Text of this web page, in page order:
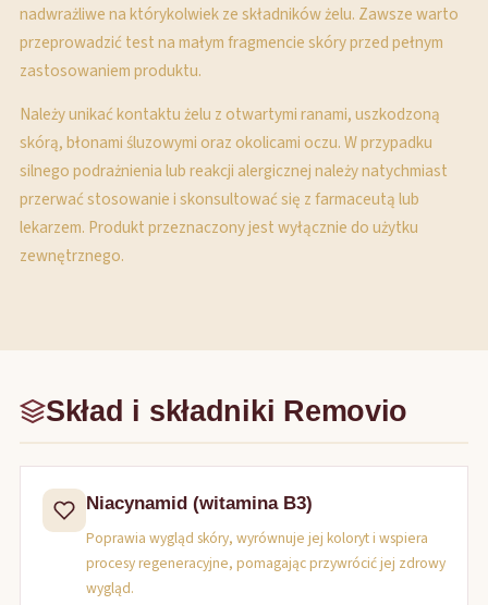
nadwrażliwe na którykolwiek ze składników żelu. Zawsze warto
przeprowadzić test na małym fragmencie skóry przed pełnym
zastosowaniem produktu.
Należy unikać kontaktu żelu z otwartymi ranami, uszkodzoną
skórą, błonami śluzowymi oraz okolicami oczu. W przypadku
silnego podrażnienia lub reakcji alergicznej należy natychmiast
przerwać stosowanie i skonsultować się z farmaceutą lub
lekarzem. Produkt przeznaczony jest wyłącznie do użytku
zewnętrznego.
Skład i składniki Removio
Niacynamid (witamina B3)
Poprawia wygląd skóry, wyrównuje jej koloryt i wspiera
procesy regeneracyjne, pomagając przywrócić jej zdrowy
wygląd.